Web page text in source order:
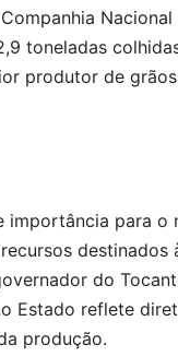
Nacional
toneladas
produtor de
importância para o
destinados
do
Estado reflete
produção.